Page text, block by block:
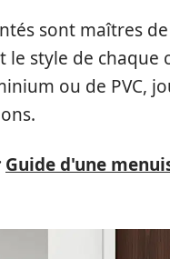
sont maîtres
le style de chaque
ou de PVC,
Guide d'une